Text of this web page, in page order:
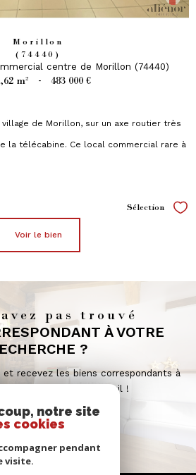
Morillon
(74440)
centre de Morillon (74440)
m² - 483 000 €
de Morillon, sur un axe routier très
la télécabine. Ce local commercial rare à
Sélection
voir le bien
pas trouvé
À VOTRE
?
recevez les biens correspondants à
dans votre boîte mail !
créer l'alerte
notre site
cookies
pendant
visite.